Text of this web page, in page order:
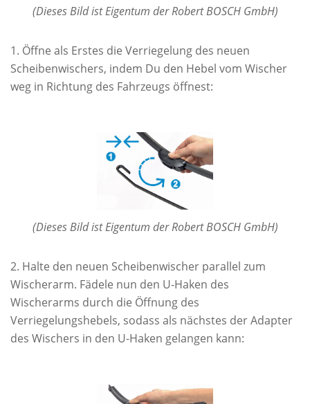
(Dieses Bild ist Eigentum der Robert BOSCH GmbH)
Öffne als Erstes die Verriegelung des neuen
Scheibenwischers, indem Du den Hebel vom Wischer
weg in Richtung des Fahrzeugs öffnest:
(Dieses Bild ist Eigentum der Robert BOSCH GmbH)
Halte den neuen Scheibenwischer parallel zum
Wischerarm. Fädele nun den U-Haken des
Wischerarms durch die Öffnung des
Verriegelungshebels, sodass als nächstes der Adapter
des Wischers in den U-Haken gelangen kann: